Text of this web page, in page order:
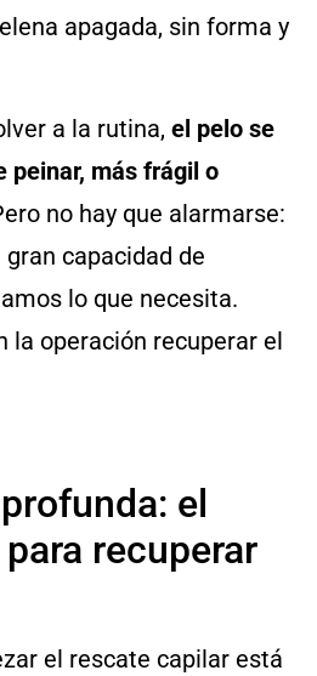
apagada, sin forma y
a la rutina, el pelo se
peinar, más frágil o
no hay que alarmarse:
capacidad de
lo que necesita.
la operación recuperar el
el
recuperar
el rescate capilar está